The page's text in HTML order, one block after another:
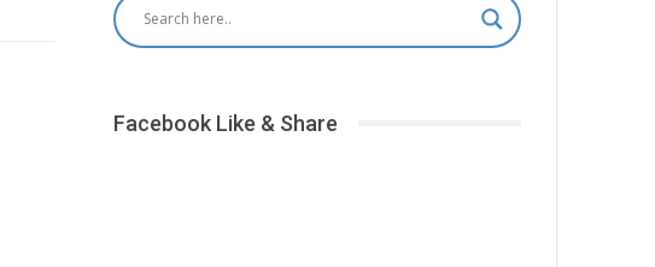
Facebook Like & Share